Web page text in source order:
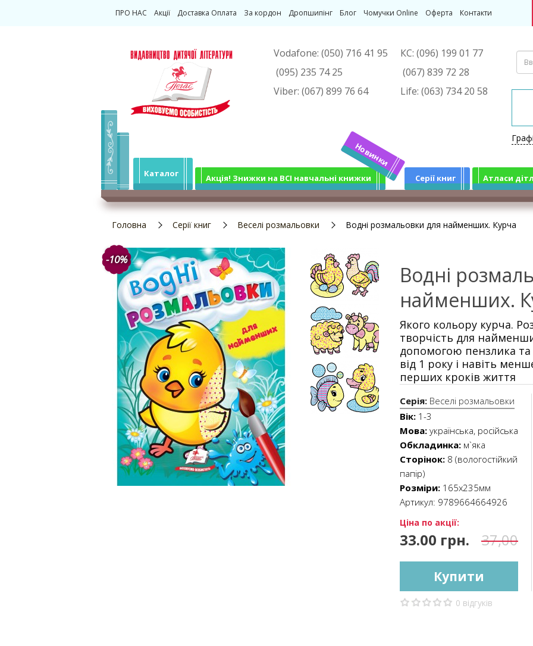
ПРО НАС Акції Доставка Оплата За кордон Дропшипінг Блог Чомучки Online Оферта Контакти
Vodafone: (050) 716 41 95
(095) 235 74 25
Viber: (067) 899 76 64
КС: (096) 199 01 77
(067) 839 72 28
Life: (063) 734 20 58
Каталог Акція! Знижки на ВСІ навчальні книжки
Новинки
Серії книг Атласи
Головна Серії книг Веселі розмальовки Водні розмальовки для найменших. Курча
-10%
Водні
найменших.
Якого кольору курча.
творчість для
допомогою пензлика та
від 1 року і навіть
перших кроків життя
Серія: Веселі розмальовки
Вік: 1-3
Мова: українська, російська
Обкладинка: м`яка
Сторінок: 8 (вологостійкий
папір)
Розміри: 165x235мм
Артикул: 9789664664926
Ціна по акції:
33.00 грн. 37,00
Купити
0 відгуків